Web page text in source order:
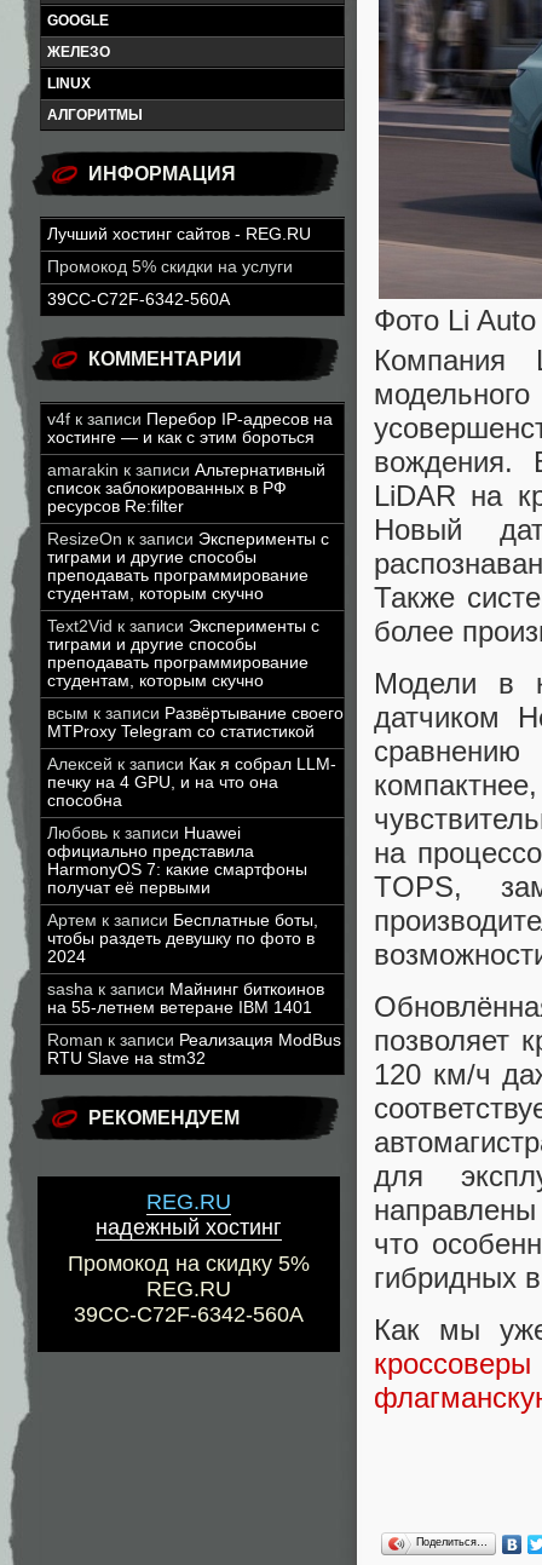
GOOGLE
ЖЕЛЕЗО
LINUX
АЛГОРИТМЫ
ИНФОРМАЦИЯ
Лучший хостинг сайтов - REG.RU
Промокод 5% скидки на услуги
39CC-C72F-6342-560A
КОММЕНТАРИИ
v4f к записи Перебор IP-адресов на
хостинге — и как с этим бороться
amarakin к записи Альтернативный
список заблокированных в РФ
ресурсов Re:filter
ResizeOn к записи Эксперименты с
тиграми и другие способы
преподавать программирование
студентам, которым скучно
Text2Vid к записи Эксперименты с
тиграми и другие способы
преподавать программирование
студентам, которым скучно
всым к записи Развёртывание своего
MTProxy Telegram со статистикой
Алексей к записи Как я собрал LLM-
печку на 4 GPU, и на что она
способна
Любовь к записи Huawei
официально представила
HarmonyOS 7: какие смартфоны
получат её первыми
Артем к записи Бесплатные боты,
чтобы раздеть девушку по фото в
2024
sasha к записи Майнинг биткоинов
на 55-летнем ветеране IBM 1401
Roman к записи Реализация ModBus
RTU Slave на stm32
РЕКОМЕНДУЕМ
REG.RU
надежный хостинг
Промокод на скидку 5%
REG.RU
39CC-C72F-6342-560A
Фото Li Auto
Компания
вождения.
LiDAR на
Новый
Также
более
Модели в
датчиком
на
TOPS,
позволяет
120 км/ч
для
что
гибридных
Как мы
Поделиться…